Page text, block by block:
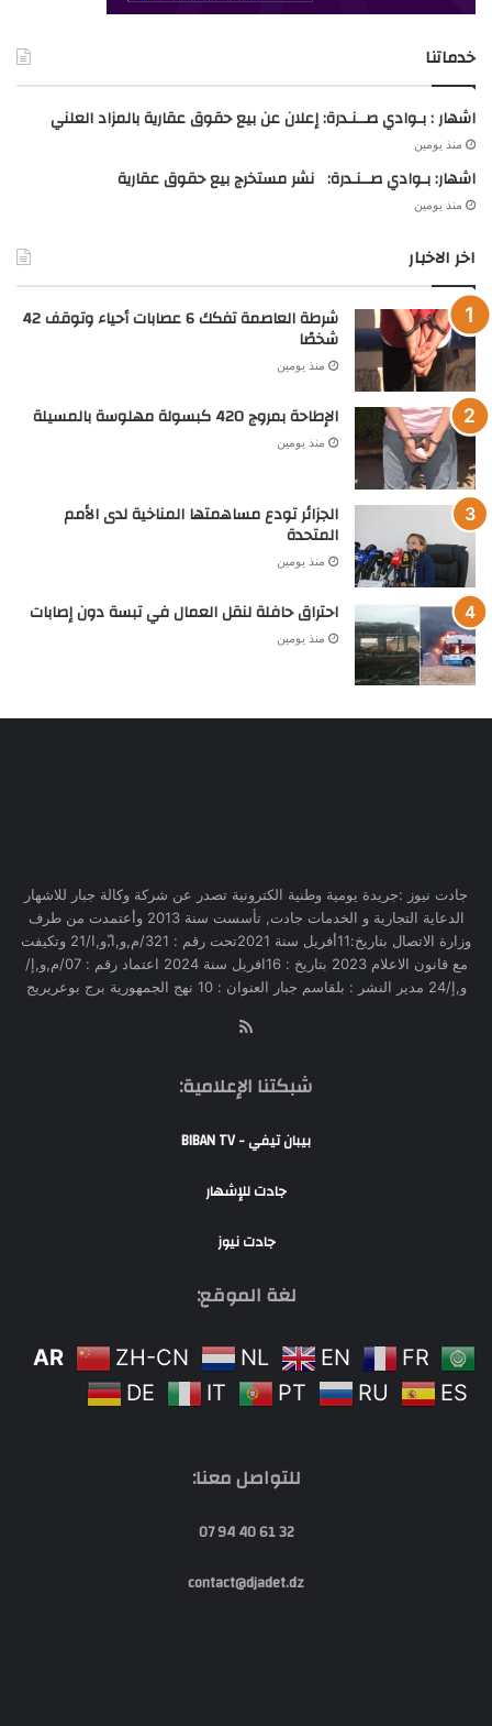
خدماتنا
اشهار : بـوادي صــنـدرة: إعلان عن بيع حقوق عقارية بالمزاد العلني
منذ يومين
اشهار: بـوادي صــنـدرة: نشر مستخرج بيع حقوق عقارية
منذ يومين
اخر الاخبار
شرطة العاصمة تفكك 6 عصابات أحياء وتوقف 42
شخصًا
منذ يومين
الإطاحة بمروج 420 كبسولة مهلوسة بالمسيلة
منذ يومين
الجزائر تودع مساهمتها المناخية لدى الأمم
المتحدة
منذ يومين
احتراق حافلة لنقل العمال في تبسة دون إصابات
منذ يومين
جادت نيوز :جريدة يومية وطنية الكترونية تصدر عن شركة وكالة جبار للاشهار
الدعاية التجارية و الخدمات جادت, تأسست سنة 2013 وأعتمدت من طرف
وزارة الاتصال بتاريخ:11أفريل سنة 2021تحت رقم : 321/م,و,ا,ّو,ا/21 وتكيفت
مع قانون الاعلام 2023 بتاريخ : 16افريل سنة 2024 اعتماد رقم : 07/م,و,إ/
و,إ/24 مدير النشر : بلقاسم جبار العنوان : 10 نهج الجمهورية برج بوعريريج
شبكتنا الإعلامية:
بيبان تيفي - BIBAN TV
جادت للإشهار
جادت نيوز
لغة الموقع:
AR ZH-CN NL EN
FR
DE
IT PT RU ES
للتواصل معنا:
32 61 40 94 07
contact@djadet.dz